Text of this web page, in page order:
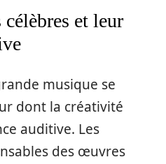
et leur
musique se
dont la créativité
auditive. Les
des œuvres